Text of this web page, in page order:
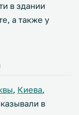
в здании
а также у
, Киева,
в